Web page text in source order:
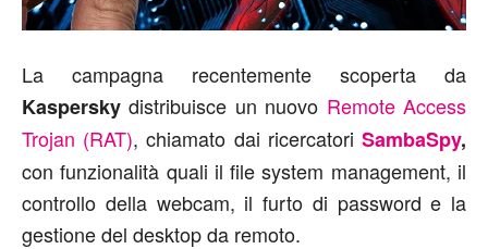
La campagna recentemente scoperta da
Kaspersky distribuisce un nuovo Remote Access
Trojan (RAT), chiamato dai ricercatoriSambaSpy,
con funzionalità quali il file system management, il
controllo della webcam, il furto di password e la
gestione del desktop da remoto.